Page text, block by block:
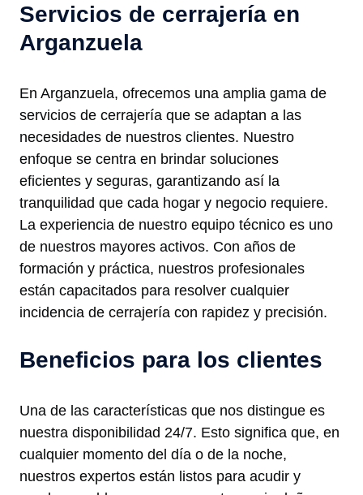
Servicios de cerrajería en
Arganzuela
En Arganzuela, ofrecemos una amplia gama de
servicios de cerrajería que se adaptan a las
necesidades de nuestros clientes. Nuestro
enfoque se centra en brindar soluciones
eficientes y seguras, garantizando así la
tranquilidad que cada hogar y negocio requiere.
La experiencia de nuestro equipo técnico es uno
de nuestros mayores activos. Con años de
formación y práctica, nuestros profesionales
están capacitados para resolver cualquier
incidencia de cerrajería con rapidez y precisión.
Beneficios para los clientes
Una de las características que nos distingue es
nuestra disponibilidad 24/7. Esto significa que, en
cualquier momento del día o de la noche,
nuestros expertos están listos para acudir y